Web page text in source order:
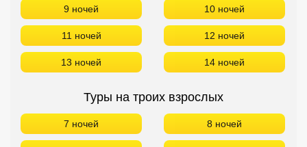
9 ночей 10 ночей
11 ночей 12 ночей
13 ночей 14 ночей
Туры на троих взрослых
7 ночей 8 ночей